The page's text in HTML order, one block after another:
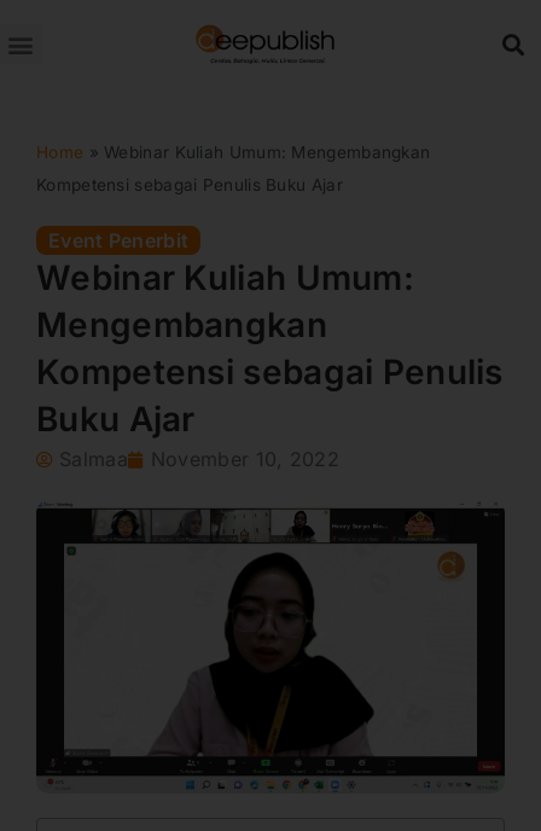
ke
Home » Webinar Kuliah Umum: Mengembangkan
Kompetensi sebagai Penulis Buku Ajar
Event Penerbit
Webinar Kuliah Umum:
Mengembangkan
Kompetensi sebagai Penulis
Buku Ajar
Salmaa November 10, 2022